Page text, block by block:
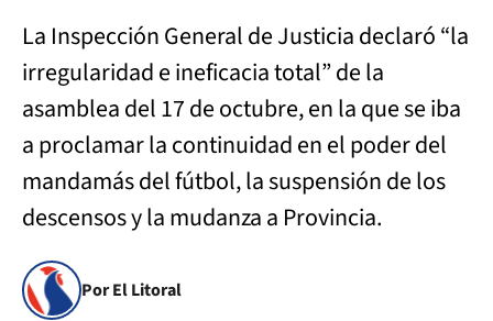
La Inspección General de Justicia declaró “la
irregularidad e ineficacia total” de la
asamblea del 17 de octubre, en la que se iba
a proclamar la continuidad en el poder del
mandamás del fútbol, la suspensión de los
descensos y la mudanza a Provincia.
Por El Litoral